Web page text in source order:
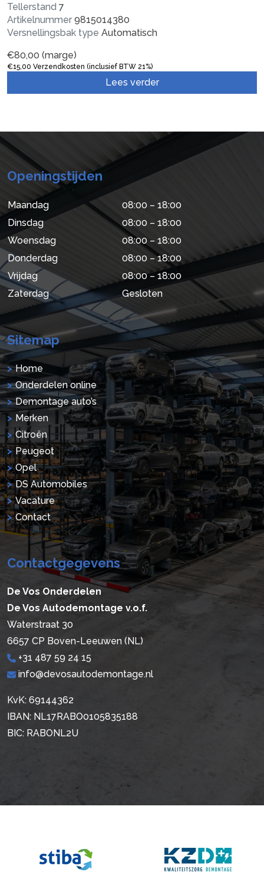
Tellerstand 7
Artikelnummer 9815014380
Versnellingsbak type Automatisch
€80,00 (marge)
€15,00 Verzendkosten (inclusief BTW 21%)
Lees verder
Openingstijden
Maandag
08:00 – 18:00
Dinsdag
08:00 – 18:00
Woensdag
08:00 – 18:00
Donderdag
08:00 – 18:00
Vrijdag
08:00 – 18:00
Zaterdag
Gesloten
Sitemap
Home
Onderdelen online
Demontage auto’s
Merken
Citroën
Peugeot
Opel
DS Automobiles
Vacature
Contact
Contactgegevens
De Vos Onderdelen
De Vos Autodemontage v.o.f.
Waterstraat 30
6657 CP Boven-Leeuwen (NL)
+31 487 59 24 15
info@devosautodemontage.nl
KvK: 69144362
IBAN: NL17RABO0105835188
BIC: RABONL2U